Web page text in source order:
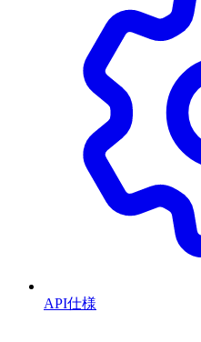
API仕様